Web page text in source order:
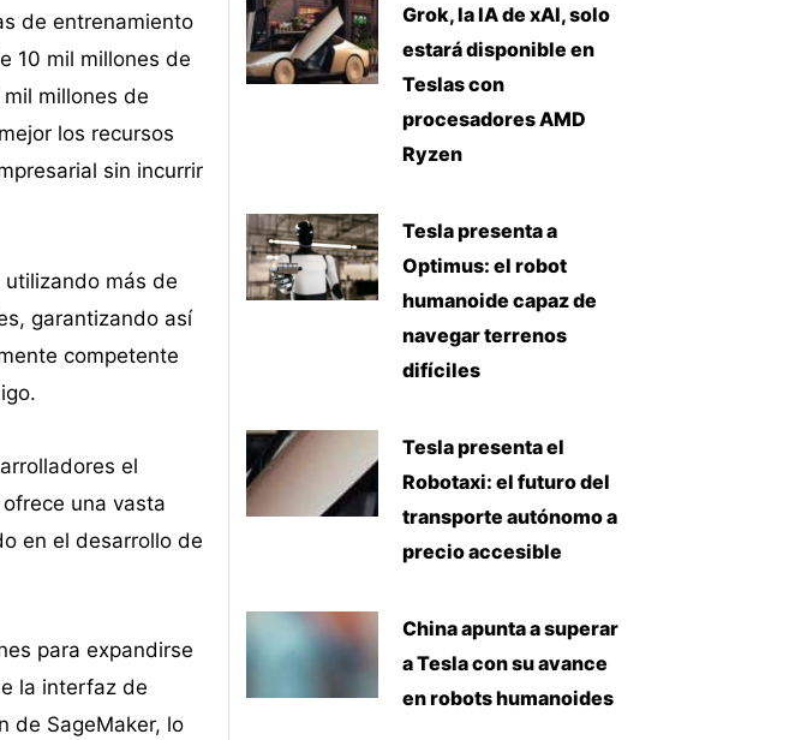
de entrenamiento
10 mil millones de
millones de
los recursos
sin incurrir
más de
garantizando así
competente
el
una vasta
en el desarrollo de
para expandirse
la interfaz de
de SageMaker, lo
Grok, la IA de xAI, solo
estará disponible en
Teslas con
procesadores AMD
Ryzen
Tesla presenta a
Optimus: el robot
humanoide capaz de
navegar terrenos
difíciles
Tesla presenta el
Robotaxi: el futuro del
transporte autónomo a
precio accesible
China apunta a superar
a Tesla con su avance
en robots humanoides